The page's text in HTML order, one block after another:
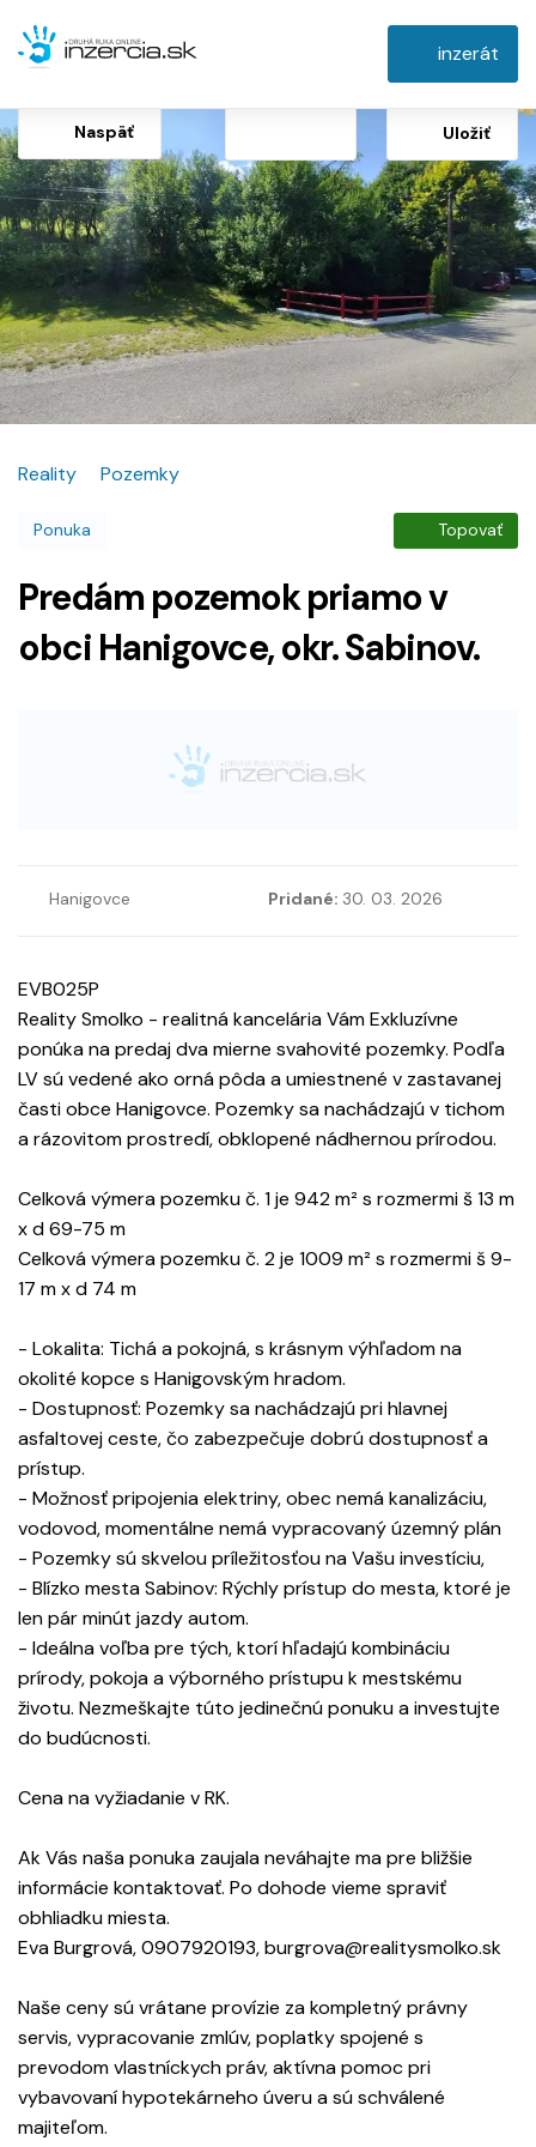
inzerát
Naspäť Uložiť
Reality Pozemky
Ponuka Topovať
Predám pozemok priamo v
obci Hanigovce, okr. Sabinov.
Hanigovce Pridané: 30. 03. 2026
EVB025P
Reality Smolko - realitná kancelária Vám Exkluzívne
ponúka na predaj dva mierne svahovité pozemky. Podľa
LV sú vedené ako orná pôda a umiestnené v zastavanej
časti obce Hanigovce. Pozemky sa nachádzajú v tichom
a rázovitom prostredí, obklopené nádhernou prírodou.
Celková výmera pozemku č. 1 je 942 m² s rozmermi š 13 m
x d 69-75 m
Celková výmera pozemku č. 2 je 1009 m² s rozmermi š 9-
17 m x d 74 m
- Lokalita: Tichá a pokojná, s krásnym výhľadom na
okolité kopce s Hanigovským hradom.
- Dostupnosť: Pozemky sa nachádzajú pri hlavnej
asfaltovej ceste, čo zabezpečuje dobrú dostupnosť a
prístup.
- Možnosť pripojenia elektriny, obec nemá kanalizáciu,
vodovod, momentálne nemá vypracovaný územný plán
- Pozemky sú skvelou príležitosťou na Vašu investíciu,
- Blízko mesta Sabinov: Rýchly prístup do mesta, ktoré je
len pár minút jazdy autom.
- Ideálna voľba pre tých, ktorí hľadajú kombináciu
prírody, pokoja a výborného prístupu k mestskému
životu. Nezmeškajte túto jedinečnú ponuku a investujte
do budúcnosti.
Cena na vyžiadanie v RK.
Ak Vás naša ponuka zaujala neváhajte ma pre bližšie
informácie kontaktovať. Po dohode vieme spraviť
obhliadku miesta.
Eva Burgrová, 0907920193, burgrova@realitysmolko.sk
Naše ceny sú vrátane provízie za kompletný právny
servis, vypracovanie zmlúv, poplatky spojené s
prevodom vlastníckych práv, aktívna pomoc pri
vybavovaní hypotekárneho úveru a sú schválené
majiteľom.